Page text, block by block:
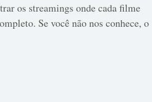
os streamings onde cada filme
Se você não nos conhece, o